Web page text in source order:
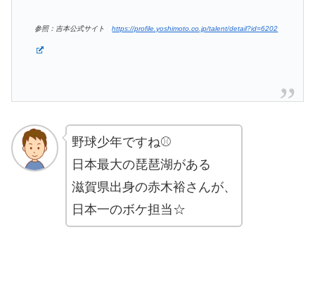
参照：吉本公式サイトhttps://profile.yoshimoto.co.jp/talent/detail?id=6202
野球少年ですね⚾
日本最大の琵琶湖がある
滋賀県出身の赤木裕さんが、
日本一のボケ担当☆